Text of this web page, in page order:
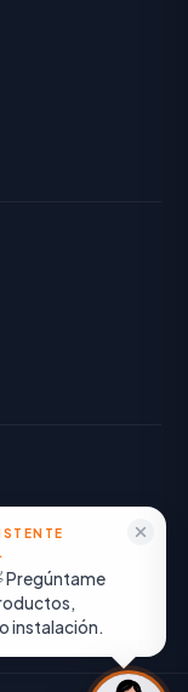
Pregúntame
instalación.